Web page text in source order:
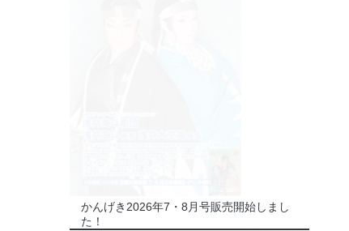
かんげき2026年7・8月号販売開始しまし
た！